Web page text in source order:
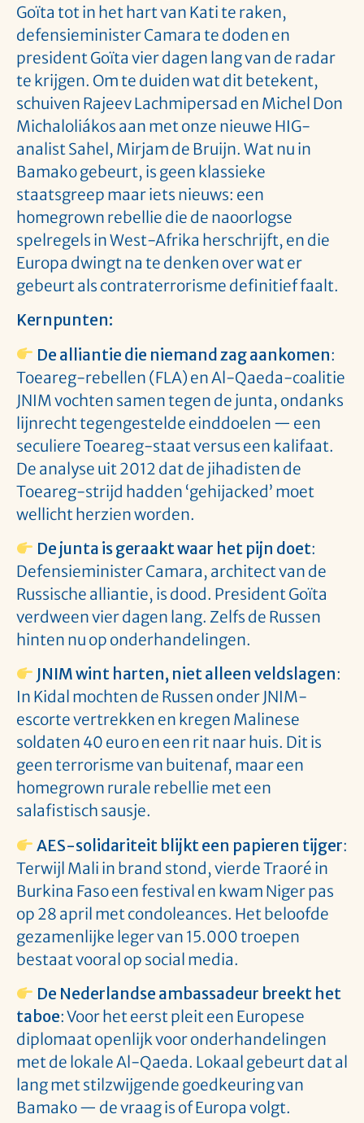
Goïta tot in het hart van Kati te raken,
defensieminister Camara te doden en
president Goïta vier dagen lang van de radar
te krijgen. Om te duiden wat dit betekent,
schuiven Rajeev Lachmipersad en Michel Don
Michaloliákos aan met onze nieuwe HIG-
analist Sahel, Mirjam de Bruijn. Wat nu in
Bamako gebeurt, is geen klassieke
staatsgreep maar iets nieuws: een
homegrown rebellie die de naoorlogse
spelregels in West-Afrika herschrijft, en die
Europa dwingt na te denken over wat er
gebeurt als contraterrorisme definitief faalt.
Kernpunten:
De alliantie die niemand zag aankomen:
Toeareg-rebellen (FLA) en Al-Qaeda-coalitie
JNIM vochten samen tegen de junta, ondanks
lijnrecht tegengestelde einddoelen — een
seculiere Toeareg-staat versus een kalifaat.
De analyse uit 2012 dat de jihadisten de
Toeareg-strijd hadden ‘gehijacked’ moet
wellicht herzien worden.
De junta is geraakt waar het pijn doet:
Defensieminister Camara, architect van de
Russische alliantie, is dood. President Goïta
verdween vier dagen lang. Zelfs de Russen
hinten nu op onderhandelingen.
JNIM wint harten, niet alleen veldslagen:
In Kidal mochten de Russen onder JNIM-
escorte vertrekken en kregen Malinese
soldaten 40 euro en een rit naar huis. Dit is
geen terrorisme van buitenaf, maar een
homegrown rurale rebellie met een
salafistisch sausje.
AES-solidariteit blijkt een papieren tijger:
Terwijl Mali in brand stond, vierde Traoré in
Burkina Faso een festival en kwam Niger pas
op 28 april met condoleances. Het beloofde
gezamenlijke leger van 15.000 troepen
bestaat vooral op social media.
De Nederlandse ambassadeur breekt het
taboe: Voor het eerst pleit een Europese
diplomaat openlijk voor onderhandelingen
met de lokale Al-Qaeda. Lokaal gebeurt dat al
lang met stilzwijgende goedkeuring van
Bamako — de vraag is of Europa volgt.